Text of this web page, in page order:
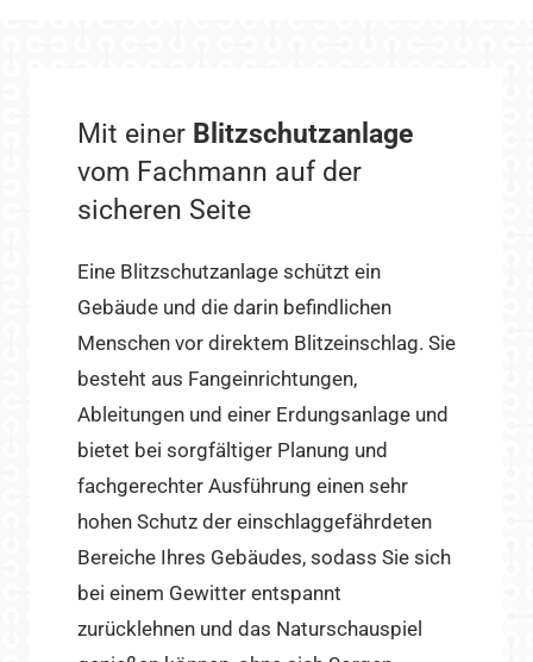
Mit einer Blitzschutzanlage
vom Fachmann auf der
sicheren Seite
Eine Blitzschutzanlage schützt ein
Gebäude und die darin befindlichen
Menschen vor direktem Blitzeinschlag. Sie
besteht aus Fangeinrichtungen,
Ableitungen und einer Erdungsanlage und
bietet bei sorgfältiger Planung und
fachgerechter Ausführung einen sehr
hohen Schutz der einschlaggefährdeten
Bereiche Ihres Gebäudes, sodass Sie sich
bei einem Gewitter entspannt
zurücklehnen und das Naturschauspiel